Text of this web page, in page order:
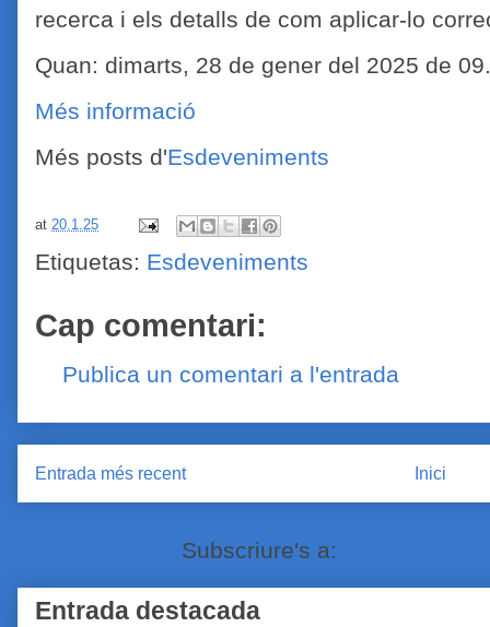
recerca i els detalls de com aplicar-lo
Quan: dimarts, 28 de gener del 2025 de
Més informació
Més posts d'Esdeveniments
at 20.1.25
Etiquetas: Esdeveniments
Cap comentari:
Publica un comentari a l'entrada
Entrada més recent Inici
Subscriure's a:
Entrada destacada